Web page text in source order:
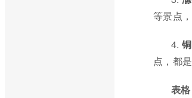
等景点
4.
点，都
表